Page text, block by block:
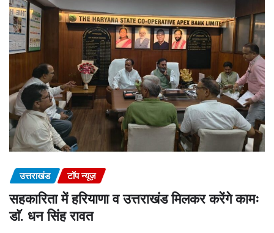
उत्तराखंड टॉप न्यूज़
सहकारिता में हरियाणा व उत्तराखंड मिलकर करेंगे कामः
डाॅ. धन सिंह रावत